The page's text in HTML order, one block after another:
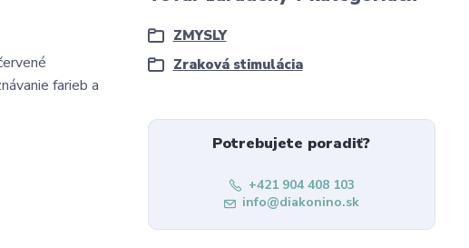
farieb a
ZMYSLY
Zraková stimulácia
Potrebujete poradiť?
+421 904 408 103
info@diakonino.sk